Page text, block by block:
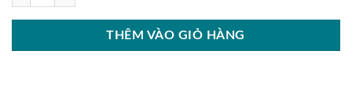
THÊM VÀO GIỎ HÀNG